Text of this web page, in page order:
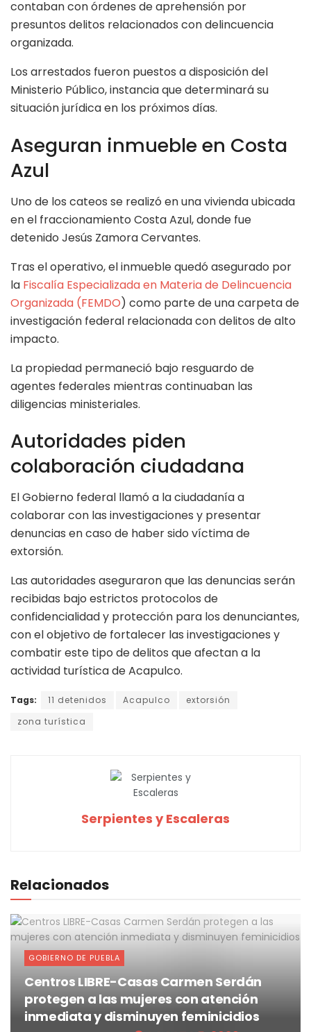
contaban con órdenes de aprehensión por
presuntos delitos relacionados con delincuencia
organizada.
Los arrestados fueron puestos a disposición del
Ministerio Público, instancia que determinará su
situación jurídica en los próximos días.
Aseguran inmueble en Costa
Azul
Uno de los cateos se realizó en una vivienda ubicada
en el fraccionamiento Costa Azul, donde fue
detenido Jesús Zamora Cervantes.
Tras el operativo, el inmueble quedó asegurado por
la Fiscalía Especializada en Materia de Delincuencia
Organizada (FEMDO) como parte de una carpeta de
investigación federal relacionada con delitos de alto
impacto.
La propiedad permaneció bajo resguardo de
agentes federales mientras continuaban las
diligencias ministeriales.
Autoridades piden
colaboración ciudadana
El Gobierno federal llamó a la ciudadanía a
colaborar con las investigaciones y presentar
denuncias en caso de haber sido víctima de
extorsión.
Las autoridades aseguraron que las denuncias serán
recibidas bajo estrictos protocolos de
confidencialidad y protección para los denunciantes,
con el objetivo de fortalecer las investigaciones y
combatir este tipo de delitos que afectan a la
actividad turística de Acapulco.
Tags: 11 detenidos Acapulco
extorsión
zona turística
Serpientes y Escaleras
Relacionados
GOBIERNO DE PUEBLA
Centros LIBRE-Casas Carmen Serdán
protegen a las mujeres con atención
inmediata y disminuyen feminicidios